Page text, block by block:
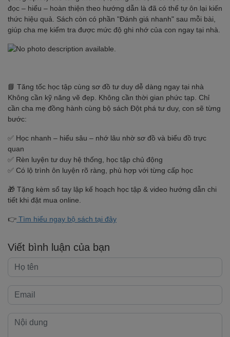
đọc – hiểu – hoàn thiện theo hướng dẫn là đã có thể tự ôn lại kiến
thức hiệu quả. Sách còn có phần "Đánh giá nhanh" sau mỗi bài,
giúp cha mẹ kiểm tra được mức độ ghi nhớ của con ngay tại nhà.
📘 Tăng tốc học tập cùng sơ đồ tư duy dễ dàng ngay tại nhà
Không cần kỹ năng vẽ đẹp. Không cần thời gian phức tạp. Chỉ
cần cha mẹ đồng hành cùng bộ sách Đột phá tư duy, con sẽ từng
bước:
✅ Học nhanh – hiểu sâu – nhớ lâu nhờ sơ đồ và biểu đồ trực
quan
✅ Rèn luyện tư duy hệ thống, học tập chủ động
✅ Có lộ trình ôn luyện rõ ràng, phù hợp với từng cấp học
🎁 Tặng kèm sổ tay lập kế hoạch học tập & video hướng dẫn chi
tiết khi đặt mua online.
👉 Tìm hiểu ngay bộ sách tại đây
Viết bình luận của bạn